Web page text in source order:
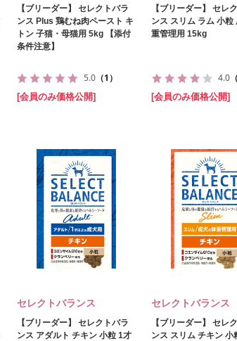
【ブリーダー】 セレクトバラ
ンス Plus 鶏むね肉ペースト キ
トン 子猫・母猫用 5kg 【添付
条件注意】
5.0 （1）
[会員のみ価格公開]
【ブリーダー】 セレ
ンス スリム ラム 小粒
重管理用 15kg
4.0
[会員のみ価格公開]
セレクトバランス
【ブリーダー】 セレクトバラ
ンス アダルト チキン 小粒 1才
セレクトバランス
【ブリーダー】 セレ
ンス スリム チキン 小